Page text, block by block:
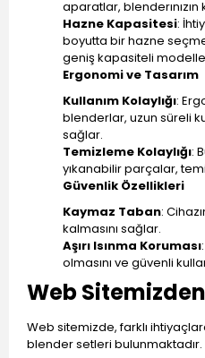
aparatlar, blenderınızın
Hazne Kapasitesi:
boyutta bir hazne
geniş kapasiteli
Ergonomi ve Tasarım
Kullanım Kolaylığı:
blenderlar, uzun süreli
sağlar.
Temizleme Kolaylığı:
yıkanabilir parçalar,
Güvenlik Özellikleri
Kaymaz Taban:
kalmasını sağlar.
Aşırı Isınma Koruması
olmasını ve güvenli
Web
Web sitemizde, farklı
blender setleri bulunmaktadır.